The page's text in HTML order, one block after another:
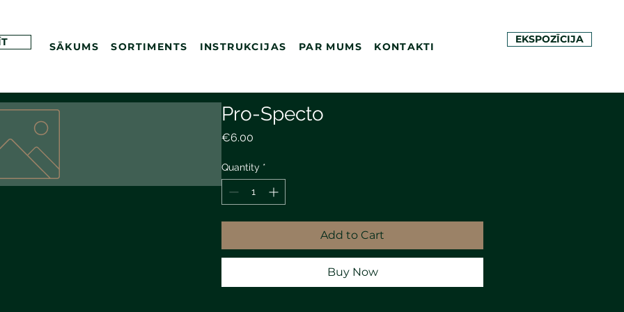
SĀKUMS SORTIMENTS INSTRUKCIJAS PAR MUMS KONTAKTI
EKSPOZĪCIJA
Pro-Specto
€6.00
Quantity *
Add to Cart
Buy Now